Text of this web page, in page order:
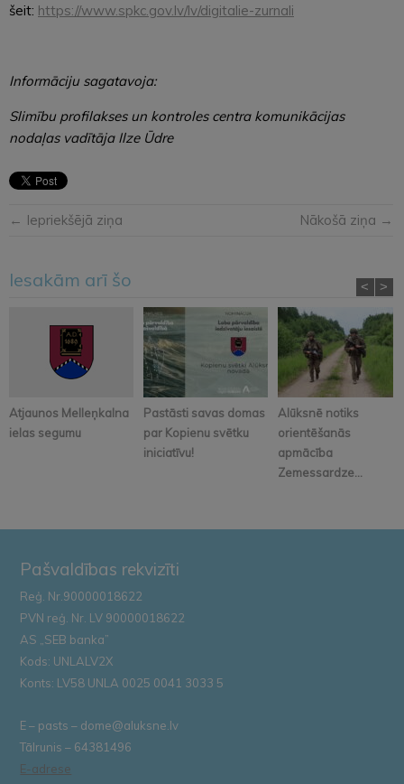
šeit: https://www.spkc.gov.lv/lv/digitalie-zurnali
Informāciju sagatavoja:
Slimību profilakses un kontroles centra komunikācijas
nodaļas vadītāja Ilze Ūdre
← Iepriekšējā ziņa Nākošā ziņa →
Iesakām arī šo
Atjaunos Melleņkalna
ielas segumu
Pastāsti savas domas
par Kopienu svētku
iniciatīvu!
Alūksnē notiks
orientēšanās
apmācība
Zemessardze...
< >
Pašvaldības rekvizīti
Reģ. Nr.90000018622
PVN reģ. Nr. LV 90000018622
AS „SEB banka”
Kods: UNLALV2X
Konts: LV58 UNLA 0025 0041 3033 5
E – pasts – dome@aluksne.lv
Tālrunis – 64381496
E-adrese